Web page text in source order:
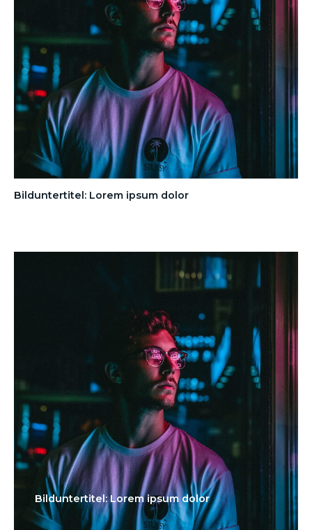
Bilduntertitel: Lorem ipsum dolor
Bilduntertitel: Lorem ipsum dolor